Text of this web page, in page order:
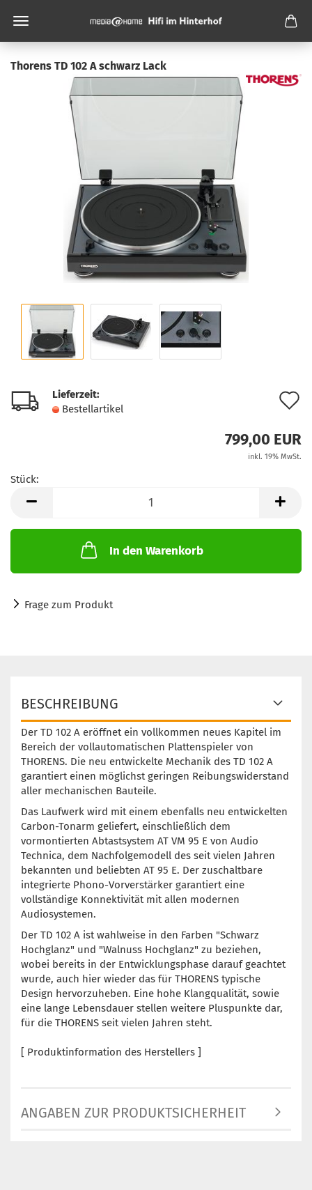
Thorens TD 102 A schwarz Lack
Lieferzeit:
Bestellartikel
799,00 EUR
inkl. 19% MwSt.
Stück:
In den Warenkorb
Frage zum Produkt
BESCHREIBUNG
Der TD 102 A eröffnet ein vollkommen neues Kapitel im
Bereich der vollautomatischen Plattenspieler von
THORENS. Die neu entwickelte Mechanik des TD 102 A
garantiert einen möglichst geringen Reibungswiderstand
aller mechanischen Bauteile.
Das Laufwerk wird mit einem ebenfalls neu entwickelten
Carbon-Tonarm geliefert, einschließlich dem
vormontierten Abtastsystem AT VM 95 E von Audio
Technica, dem Nachfolgemodell des seit vielen Jahren
bekannten und beliebten AT 95 E. Der zuschaltbare
integrierte Phono-Vorverstärker garantiert eine
vollständige Konnektivität mit allen modernen
Audiosystemen.
Der TD 102 A ist wahlweise in den Farben "Schwarz
Hochglanz" und "Walnuss Hochglanz" zu beziehen,
wobei bereits in der Entwicklungsphase darauf geachtet
wurde, auch hier wieder das für THORENS typische
Design hervorzuheben. Eine hohe Klangqualität, sowie
eine lange Lebensdauer stellen weitere Pluspunkte dar,
für die THORENS seit vielen Jahren steht.
[ Produktinformation des Herstellers ]
ANGABEN ZUR PRODUKTSICHERHEIT